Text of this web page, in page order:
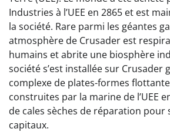
Industries à l’UEE en 2865 et est
la société. Rare parmi les géantes
atmosphère de Crusader est
humains et abrite une biosphère
société s’est installée sur Crusader
complexe de plates-formes
construites par la marine de l’UEE
de cales sèches de réparation pour
capitaux.